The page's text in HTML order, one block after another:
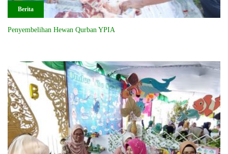
Berita
Penyembelihan Hewan Qurban YPIA